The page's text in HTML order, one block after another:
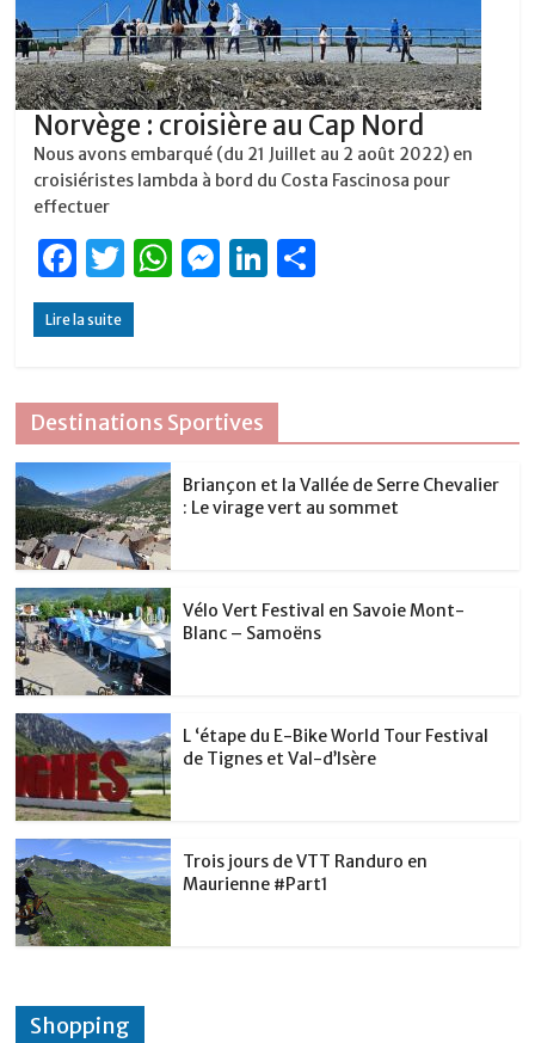
Norvège : croisière au Cap Nord
Nous avons embarqué (du 21 Juillet au 2 août 2022) en
croisiéristes lambda à bord du Costa Fascinosa pour
effectuer
F
a
c
b
o
o
k
T
w
it
r
W
A
p
p
M
n
g
er
Li
dI
n
Lire la suite
Destinations Sportives
Briançon et la Vallée de Serre Chevalier
: Le virage vert au sommet
Vélo Vert Festival en Savoie Mont-
Blanc – Samoëns
L ‘étape du E-Bike World Tour Festival
de Tignes et Val-d’Isère
Trois jours de VTT Randuro en
Maurienne #Part1
Shopping